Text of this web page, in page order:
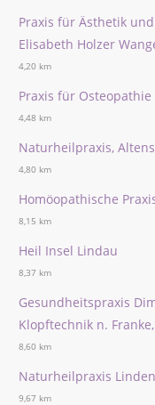
Praxis für Ästhetik
Elisabeth Holzer
4,20 km
Praxis für Osteopathie
4,48 km
Naturheilpraxis,
4,80 km
Homöopathische
8,15 km
Heil Insel Lindau
8,37 km
Gesundheitspraxis
Klopftechnik n.
8,60 km
Naturheilpraxis
9,67 km